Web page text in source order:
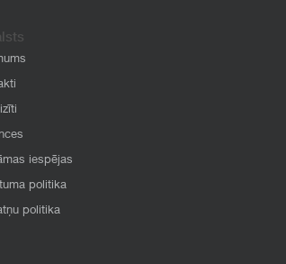
iespējas
politika
politika